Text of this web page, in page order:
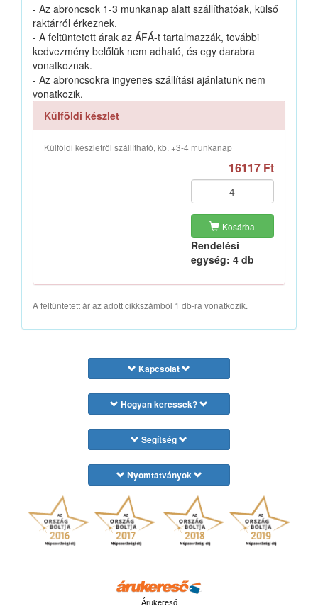
- Az abroncsok 1-3 munkanap alatt szállíthatóak, külső
raktárról érkeznek.
- A feltüntetett árak az ÁFÁ-t tartalmazzák, további
kedvezmény belőlük nem adható, és egy darabra
vonatkoznak.
- Az abroncsokra ingyenes szállítási ajánlatunk nem
vonatkozik.
Külföldi készlet
Külföldi készletről szállítható, kb. +3-4 munkanap
16117 Ft
Kosárba
Rendelési
egység: 4 db
A feltüntetett ár az adott cikkszámból 1 db-ra vonatkozik.
Kapcsolat
Hogyan keressek?
Segítség
Nyomtatványok
Árukereső